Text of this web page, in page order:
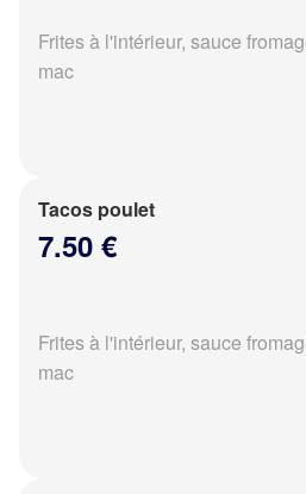
Frites à l'intérieur, sauce
mac
Tacos poulet
7.50 €
Frites à l'intérieur, sauce
mac